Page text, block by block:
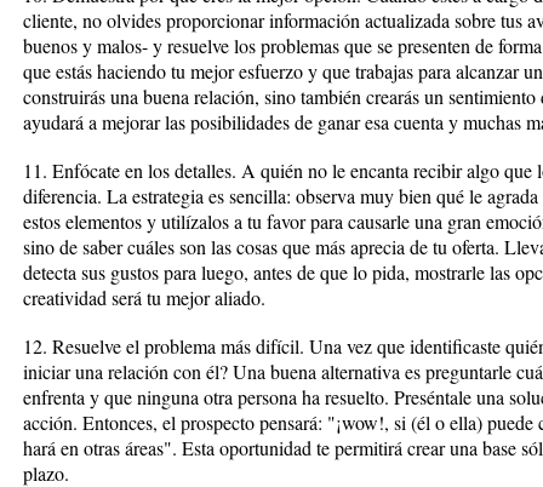
cliente, no olvides proporcionar información actualizada sobre tus
buenos y malos- y resuelve los problemas que se presenten de
que estás haciendo tu mejor esfuerzo y que trabajas para alcanzar
construirás una buena relación, sino también crearás un
ayudará a mejorar las posibilidades de ganar esa cuenta y muchas
11. Enfócate en los detalles. A quién no le encanta recibir algo que
diferencia. La estrategia es sencilla: observa muy bien qué le
estos elementos y utilízalos a tu favor para causarle una gran
sino de saber cuáles son las cosas que más aprecia de tu oferta.
detecta sus gustos para luego, antes de que lo pida, mostrarle las
creatividad será tu mejor aliado.
12. Resuelve el problema más difícil. Una vez que identificaste
iniciar una relación con él? Una buena alternativa es preguntarle
enfrenta y que ninguna otra persona ha resuelto. Preséntale una
acción. Entonces, el prospecto pensará: "¡wow!, si (él o ella)
hará en otras áreas". Esta oportunidad te permitirá crear una base
plazo.